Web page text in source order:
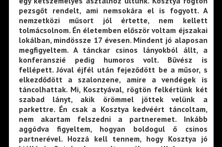
pezsgőt rendelt, ami nemsokára el is fogyott. A
nemzetközi műsort jól értette, nem kellett
tolmácsolnom. Én életemben először voltam éjszakai
lokálban, mindössze 17 évesen. Mindent jó alaposan
megfigyeltem. A tánckar csinos lányokból állt, a
konferanszié pedig humoros volt. Bűvész is
fellépett. Jóval éjfél után fejeződött be a műsor, s
elkezdődött a szalonzene, amire a vendégek is
táncolhattak. Mi, Kosztyával, rögtön felkértünk két
szabad lányt, akik örömmel jöttek velünk a
parkettre. Én csak a Kosztya kedvéért táncoltam,
nem akartam felszedni a partneremet. Inkább
aggódva figyeltem, hogyan boldogul ő csinos
partnerével. Hozzá kell tennem, hogy Kosztya jó